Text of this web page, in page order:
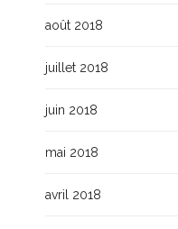
août 2018
juillet 2018
juin 2018
mai 2018
avril 2018